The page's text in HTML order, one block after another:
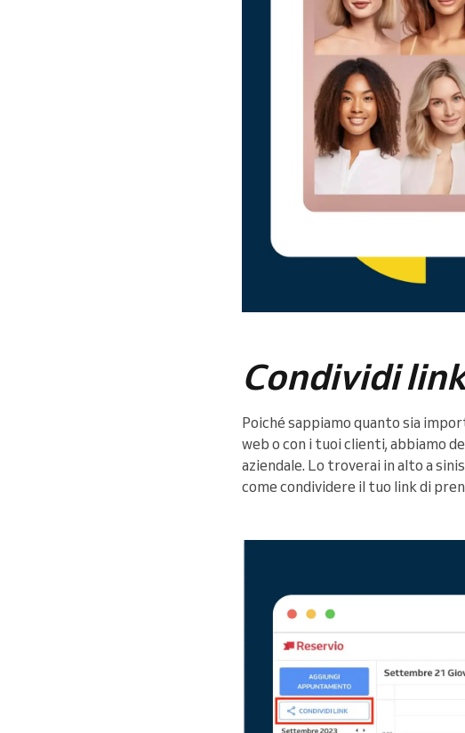
Condividi
Poiché sappiamo quanto sia
web o con i tuoi clienti, abbiamo
aziendale. Lo troverai in alto a
come condividere il tuo link di